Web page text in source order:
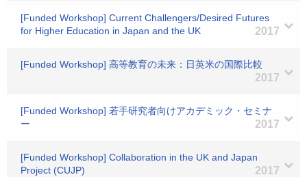
[Funded Workshop] Current Challengers/Desired Futures
for Higher Education in Japan and the UK
2017
[Funded Workshop] 高等教育の未来：日英米の国際比較
2017
[Funded Workshop] 若手研究者向けアカデミック・セミナ
ー
2017
[Funded Workshop] Collaboration in the UK and Japan
Project (CUJP)
2017